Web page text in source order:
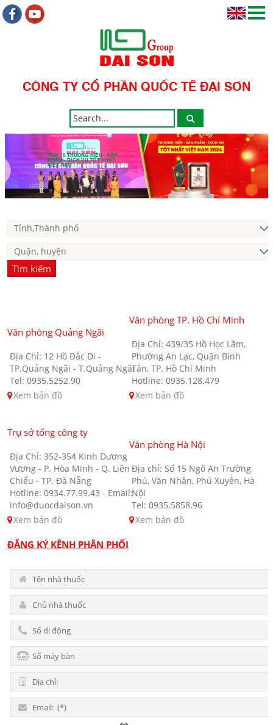
CÔNG TY CỔ PHẦN QUỐC TẾ ĐẠI SƠN
TOP 10 THƯƠNG HIỆU - SẢN
PHẨM - DỊCH VỤ TỐT NHẤT
VIỆT NAM
Tìm kiếm
Văn phòng Quảng Ngãi
Địa Chỉ: 12 Hồ Đắc Di -
TP.Quảng Ngãi - T.Quảng Ngãi
Tel: 0935.5252.90
Xem bản đồ
Văn phòng TP. Hồ Chí Minh
Địa Chỉ: 439/35 Hồ Học Lãm,
Phường An Lạc, Quận Bình
Tân, TP. Hồ Chí Minh
Hotline: 0935.128.479
Xem bản đồ
Trụ sở tổng công ty
Địa Chỉ: 352-354 Kinh Dương
Vương - P. Hòa Minh - Q. Liên
Chiểu - TP. Đà Nẵng
Hotline: 0934.77.99.43 - Email:
info@duocdaison.vn
Xem bản đồ
Văn phòng Hà Nội
Địa chỉ: Số 15 Ngõ An Trường
Phú, Văn Nhân, Phú Xuyên, Hà
Nội
Tel: 0935.5858.96
Xem bản đồ
ĐĂNG KÝ KÊNH PHÂN PHỐI